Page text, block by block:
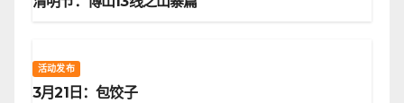
活动发布
3月21日：包饺子